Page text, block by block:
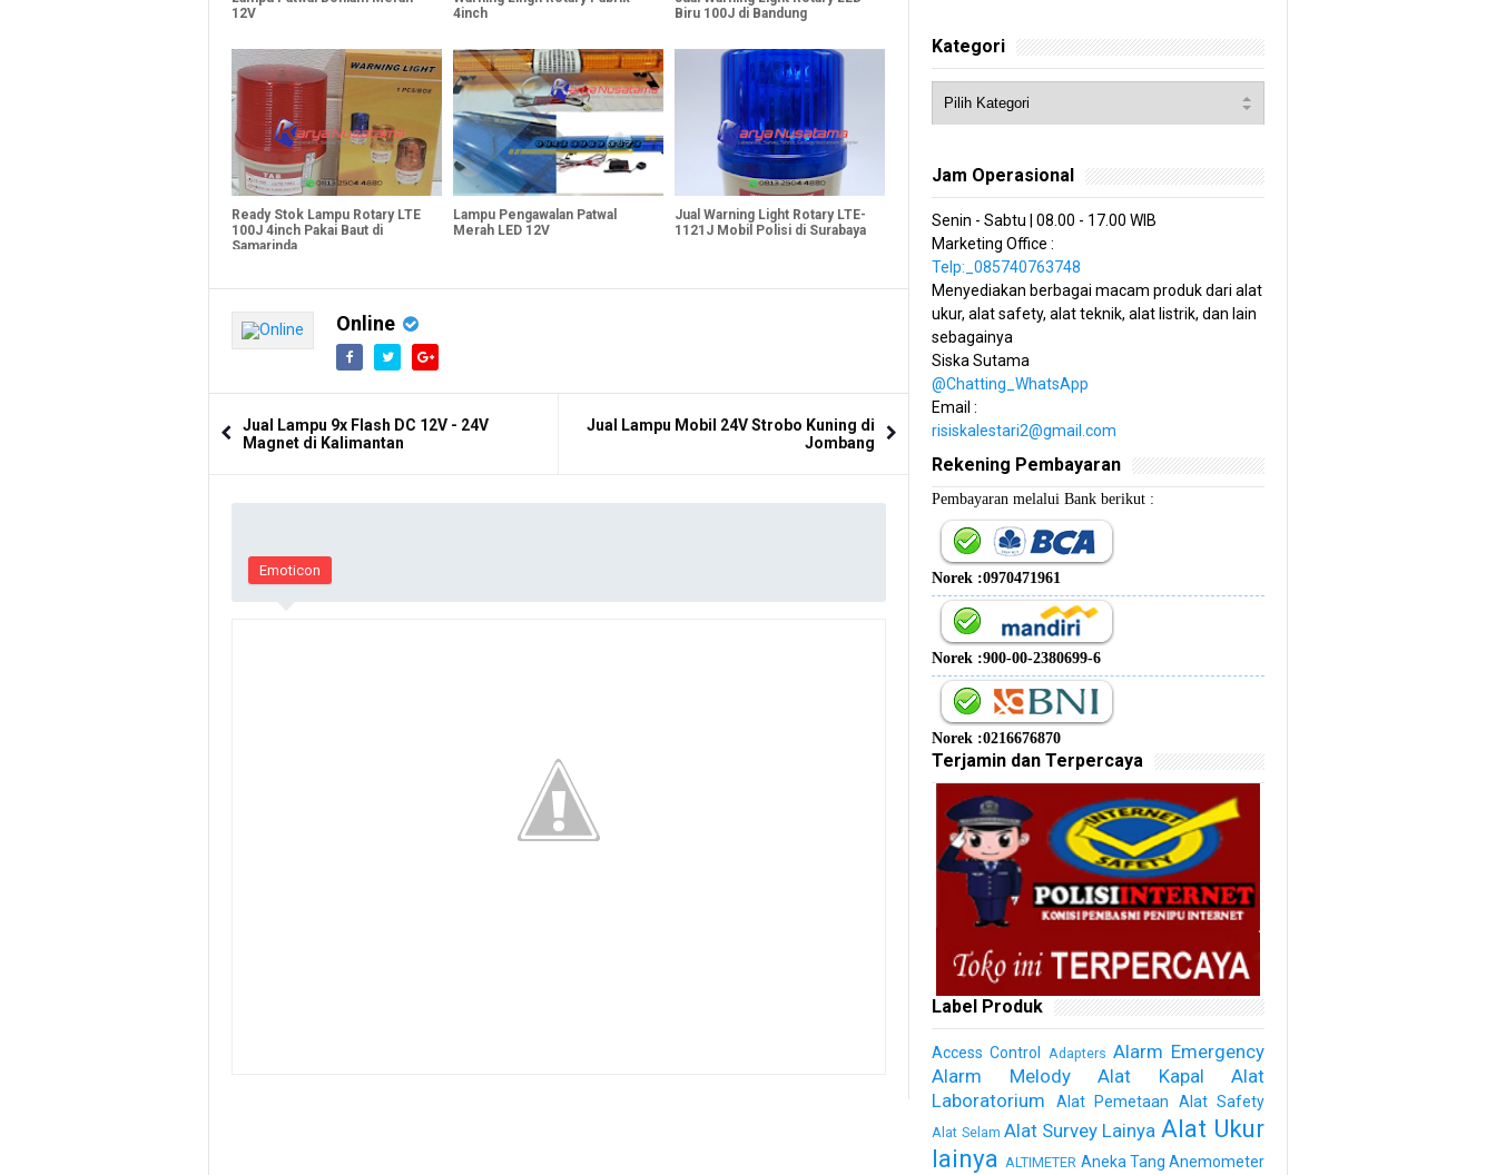
12V
4inch
Biru 100J di Bandung
Ready Stok Lampu Rotary LTE
100J 4inch Pakai Baut di
Samarinda
Lampu Pengawalan Patwal
Merah LED 12V
Jual Warning Light Rotary LTE-
1121J Mobil Polisi di Surabaya
Online
Jual Lampu 9x Flash DC 12V - 24V
Magnet di Kalimantan
Jual Lampu Mobil 24V Strobo Kuning di
Jombang
Emoticon
Kategori
Jam Operasional
Senin - Sabtu | 08.00 - 17.00 WIB
Marketing Office :
Telp:_085740763748
Menyediakan berbagai macam produk dari alat
ukur, alat safety, alat teknik, alat listrik, dan lain
sebagainya
Siska Sutama
@Chatting_WhatsApp
Email :
risiskalestari2@gmail.com
Rekening Pembayaran
Pembayaran melalui Bank berikut :
Norek :0970471961
Norek :900-00-2380699-6
Norek :0216676870
Terjamin dan Terpercaya
Label Produk
Access Control Adapters Alarm Emergency
Alarm Melody
Alat Kapal
Alat
Laboratorium
Alat Pemetaan Alat Safety
Alat Selam Alat Survey Lainya Alat Ukur
lainya ALTIMETER Aneka Tang Anemometer